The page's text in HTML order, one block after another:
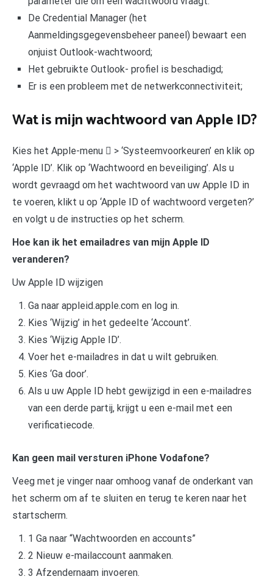
De Credential Manager (het
Aanmeldingsgegevensbeheer paneel) bewaart een
onjuist Outlook-wachtwoord;
Het gebruikte Outlook- profiel is beschadigd;
Er is een probleem met de netwerkconnectiviteit;
Wat is mijn wachtwoord van Apple ID?
Kies het Apple-menu  > ‘Systeemvoorkeuren’ en klik op
‘Apple ID’. Klik op ‘Wachtwoord en beveiliging’. Als u
wordt gevraagd om het wachtwoord van uw Apple ID in
te voeren, klikt u op ‘Apple ID of wachtwoord vergeten?’
en volgt u de instructies op het scherm.
Hoe kan ik het emailadres van mijn Apple ID
veranderen?
Uw Apple ID wijzigen
Ga naar appleid.apple.com en log in.
Kies ‘Wijzig’ in het gedeelte ‘Account’.
Kies ‘Wijzig Apple ID’.
Voer het e-mailadres in dat u wilt gebruiken.
Kies ‘Ga door’.
Als u uw Apple ID hebt gewijzigd in een e-mailadres
van een derde partij, krijgt u een e-mail met een
verificatiecode.
Kan geen mail versturen iPhone Vodafone?
Veeg met je vinger naar omhoog vanaf de onderkant van
het scherm om af te sluiten en terug te keren naar het
startscherm.
1 Ga naar “Wachtwoorden en accounts”
2 Nieuw e-mailaccount aanmaken.
3 Afzendernaam invoeren.